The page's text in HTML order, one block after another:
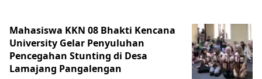
Mahasiswa KKN 08 Bhakti Kencana
University Gelar Penyuluhan
Pencegahan Stunting di Desa
Lamajang Pangalengan